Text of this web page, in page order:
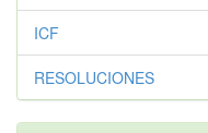
ICF
RESOLUCIONES